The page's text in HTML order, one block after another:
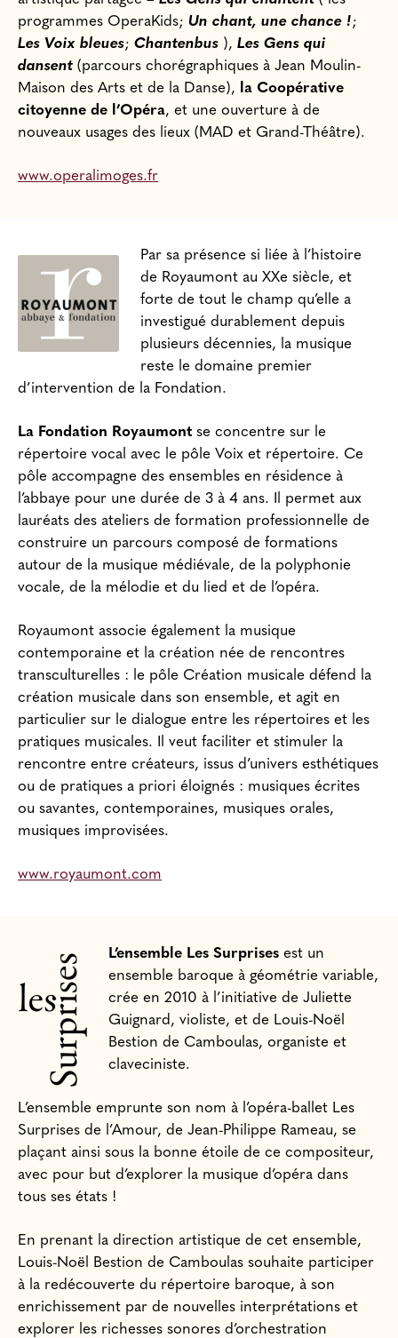
programmes OperaKids; Un chant, une chance !;
Les Voix bleues; Chantenbus ), Les Gens qui
dansent (parcours chorégraphiques à Jean Moulin-
Maison des Arts et de la Danse), la Coopérative
citoyenne de l’Opéra, et une ouverture à de
nouveaux usages des lieux (MAD et Grand-Théâtre).
www.operalimoges.fr
Par sa présence si liée à l’histoire
de Royaumont au XXe siècle, et
forte de tout le champ qu’elle a
investigué durablement depuis
plusieurs décennies, la musique
reste le domaine premier
d’intervention de la Fondation.
La Fondation Royaumont se concentre sur le
répertoire vocal avec le pôle Voix et répertoire. Ce
pôle accompagne des ensembles en résidence à
l’abbaye pour une durée de 3 à 4 ans. Il permet aux
lauréats des ateliers de formation professionnelle de
construire un parcours composé de formations
autour de la musique médiévale, de la polyphonie
vocale, de la mélodie et du lied et de l’opéra.
Royaumont associe également la musique
contemporaine et la création née de rencontres
transculturelles : le pôle Création musicale défend la
création musicale dans son ensemble, et agit en
particulier sur le dialogue entre les répertoires et les
pratiques musicales. Il veut faciliter et stimuler la
rencontre entre créateurs, issus d’univers esthétiques
ou de pratiques a priori éloignés : musiques écrites
ou savantes, contemporaines, musiques orales,
musiques improvisées.
www.royaumont.com
L’ensemble Les Surprises est un
ensemble baroque à géométrie variable,
crée en 2010 à l’initiative de Juliette
Guignard, violiste, et de Louis-Noël
Bestion de Camboulas, organiste et
claveciniste.
L’ensemble emprunte son nom à l’opéra-ballet Les
Surprises de l’Amour, de Jean-Philippe Rameau, se
plaçant ainsi sous la bonne étoile de ce compositeur,
avec pour but d’explorer la musique d’opéra dans
tous ses états !
En prenant la direction artistique de cet ensemble,
Louis-Noël Bestion de Camboulas souhaite participer
à la redécouverte du répertoire baroque, à son
enrichissement par de nouvelles interprétations et
explorer les richesses sonores d’orchestration